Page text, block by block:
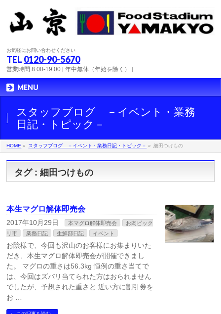
お気軽にお問い合わせください
TEL 0120-90-5670
営業時間 8:00-19:00 [ 年中無休（年始を除く） ]
MENU
スタッフブログ －イベント・業務
日記・トピック－
HOME » スタッフブログ －イベント・業務日記・トピック－ » 細田つけもの
タグ : 細田つけもの
本生マグロ解体即売会
2017年10月29日 本マグロ解体即売会
お肉ビック
リ市
業務日記 生鮮部日記 イベント
お陰様で、今回も沢山のお客様にお集まりいた
だき、本生マグロ解体即売会が開催できまし
た。 マグロの重さは56.3kg 恒例の重さ当てで
は、今回はズバリ当てられた方はおられません
でしたが、予想された重さと 近い方に割引券を
お …